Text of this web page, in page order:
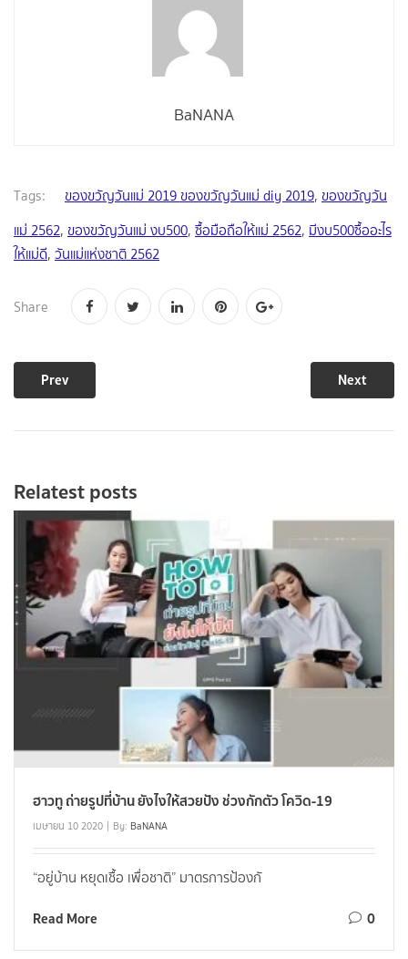
BaNANA
Tags: ของขวัญวันแม่ 2019 ของขวัญวันแม่ diy 2019, ของขวัญวัน
แม่ 2562, ของขวัญวันแม่ งบ500, ซื้อมือถือให้แม่ 2562, มีงบ500ซื้ออะไร
ให้แม่ดี, วันแม่แห่งชาติ 2562
Share
Prev Next
Relatest posts
ฮาวทู ถ่ายรูปที่บ้าน ยังไงให้สวยปัง ช่วงกักตัว โควิด-19
เมษายน 10 2020 By: BaNANA
“อยู่บ้าน หยุดเชื้อ เพื่อชาติ” มาตรการป้องกั
Read More 0